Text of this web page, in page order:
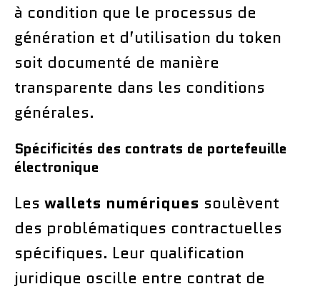
à condition que le processus de
génération et d’utilisation du token
soit documenté de manière
transparente dans les conditions
générales.
Spécificités des contrats de portefeuille
électronique
Les wallets numériques soulèvent
des problématiques contractuelles
spécifiques. Leur qualification
juridique oscille entre contrat de